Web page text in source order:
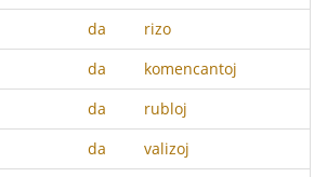
da
rizo
da
komencantoj
da
rubloj
da
valizoj